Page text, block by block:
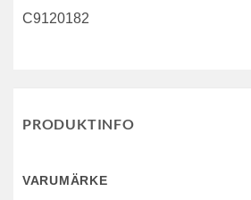
C9120182
PRODUKTINFO
VARUMÄRKE